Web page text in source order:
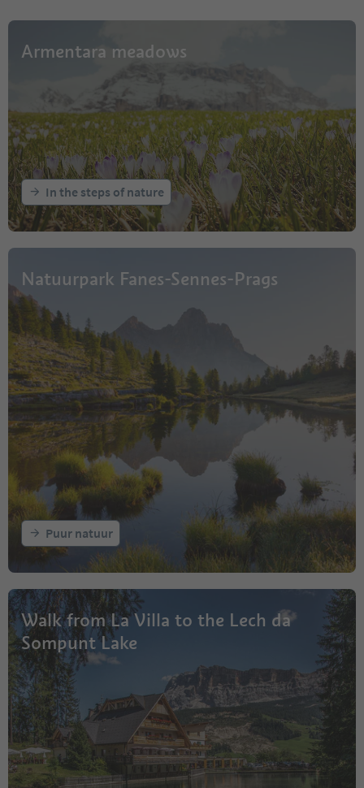
Armentara meadows
In the steps of nature
Natuurpark Fanes-Sennes-Prags
Puur natuur
Walk from La Villa to the Lech da
Sompunt Lake